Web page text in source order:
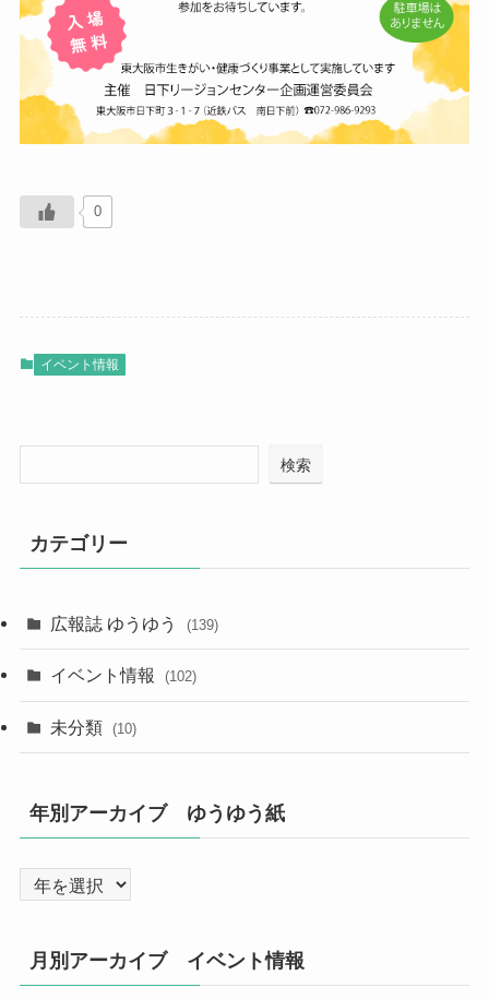
0
イベント情報
検索
カテゴリー
広報誌 ゆうゆう (139)
イベント情報 (102)
未分類 (10)
年別アーカイブ ゆうゆう紙
月別アーカイブ イベント情報